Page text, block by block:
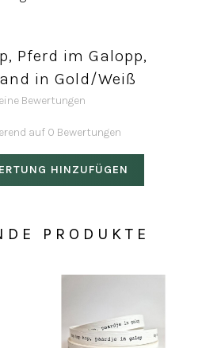
Pferd im Galopp,
in Gold/Weiß
Bewertungen
auf 0 Bewertungen
HINZUFÜGEN
PRODUKTE